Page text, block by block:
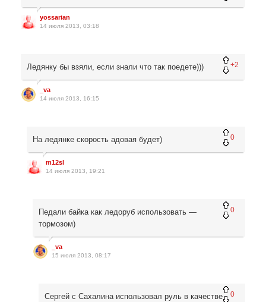
yossarian
14 июля 2013, 03:18
+2
Ледянку бы взяли, если знали что так поедете)))
_va
14 июля 2013, 16:15
0
На ледянке скорость адовая будет)
m12sl
14 июля 2013, 19:21
0
Педали байка как ледоруб использовать —
тормозом)
_va
15 июля 2013, 08:17
0
Сергей с Сахалина использовал руль в качестве